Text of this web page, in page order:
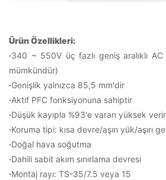
Ürün Özellikleri:
·340 ~ 550V üç fazlı geniş aralıklı AC
mümkündür)
·Genişlik yalnızca 85,5 mm'dir
·Aktif PFC fonksiyonuna sahiptir
·Düşük kayıpla %93'e varan yüksek
·Koruma tipi: kısa devre/aşırı yük/aşırı
·Doğal hava soğutma
·Dahili sabit akım sınırlama devresi
·Montaj rayı: TS-35/7.5 veya 15